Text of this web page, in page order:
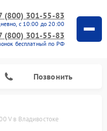
(800) 301-55-83
с 10:00 до 20:00
(800) 301-55-83
бесплатный по РФ
Позвонить
V в Владивостоке